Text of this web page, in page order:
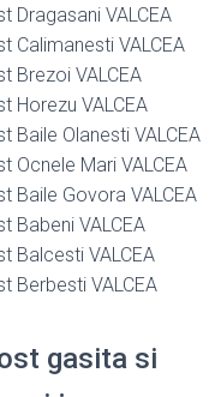
Dragasani VALCEA
Calimanesti VALCEA
Brezoi VALCEA
Horezu VALCEA
Baile Olanesti VALCEA
Ocnele Mari VALCEA
Baile Govora VALCEA
Babeni VALCEA
Balcesti VALCEA
Berbesti VALCEA
gasita si